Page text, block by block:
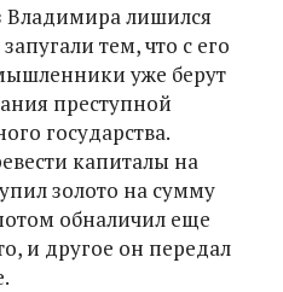
Владимира лишился
тем, что с его
уже берут
преступной
государства.
капиталы на
золото на сумму
обналичил еще
и другое он передал